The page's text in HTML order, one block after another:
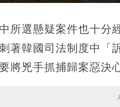
所選懸疑案件也十分
著韓國司法制度中「
將兇手抓捕歸案惡決心